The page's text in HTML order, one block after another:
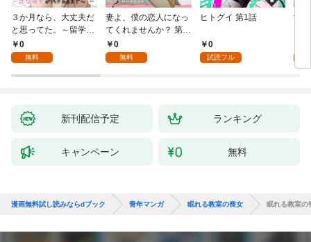
３か月なら、大丈夫だ
と思ってた。～留学し
た僕の留守中に、一途
な彼女が汚されるまで
0
無料
妻よ、僕の恋人になっ
てくれませんか？ 第1
話0
無料
ヒトグイ 第1話
0
試読フル
世
新刊配信予定 ランキング
キャンペーン 無料
漫画無料試し読みならdブック 青年マンガ 眠れる教室の喪女 眠れる教室